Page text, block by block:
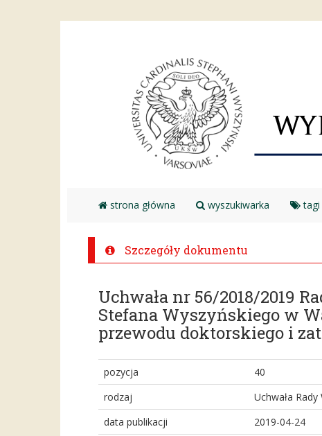
strona główna wyszukiwarka tagi
Szczegóły dokumentu
Uchwała nr 56/2018/2019
Stefana Wyszyńskiego w
przewodu doktorskiego i
pozycja
40
rodzaj
Uchwała Rady
data publikacji
2019-04-24